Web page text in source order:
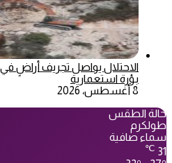
الاحتلال يواصل تجريف أراضٍ
بؤرة استعمارية
8 أغسطس، 2026
حالة الطقس
طولكرم
سماء صافية
31
℃